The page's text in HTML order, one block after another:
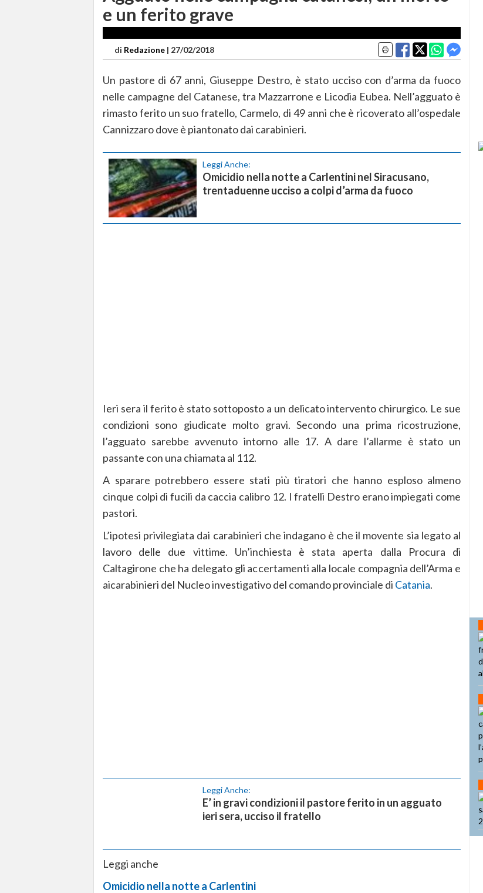
e un ferito grave
di Redazione | 27/02/2018
Un pastore di 67 anni, Giuseppe Destro, è stato ucciso con d’arma da fuoco
nelle campagne del Catanese, tra Mazzarrone e Licodia Eubea. Nell’agguato è
rimasto ferito un suo fratello, Carmelo, di 49 anni che è ricoverato all’ospedale
Cannizzaro dove è piantonato dai carabinieri.
Leggi Anche:
Omicidio nella notte a Carlentini nel Siracusano,
trentaduenne ucciso a colpi d’arma da fuoco
Ieri sera il ferito è stato sottoposto a un delicato intervento chirurgico. Le sue
condizioni sono giudicate molto gravi. Secondo una prima ricostruzione,
l’agguato sarebbe avvenuto intorno alle 17. A dare l’allarme è stato un
passante con una chiamata al 112.
A sparare potrebbero essere stati più tiratori che hanno esploso almeno
cinque colpi di fucili da caccia calibro 12. I fratelli Destro erano impiegati come
pastori.
L’ipotesi privilegiata dai carabinieri che indagano è che il movente sia legato al
lavoro delle due vittime. Un’inchiesta è stata aperta dalla Procura di
Caltagirone che ha delegato gli accertamenti alla locale compagnia dell’Arma e
aicarabinieri del Nucleo investigativo del comando provinciale di Catania.
Leggi Anche:
E’ in gravi condizioni il pastore ferito in un agguato
ieri sera, ucciso il fratello
Leggi anche
Omicidio nella notte a Carlentini